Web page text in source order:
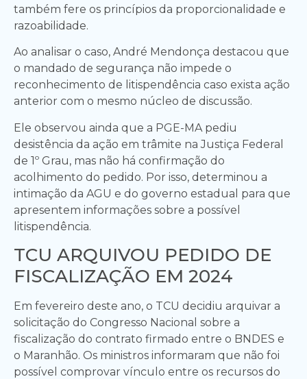
também fere os princípios da proporcionalidade e
razoabilidade.
Ao analisar o caso, André Mendonça destacou que
o mandado de segurança não impede o
reconhecimento de litispendência caso exista ação
anterior com o mesmo núcleo de discussão.
Ele observou ainda que a PGE-MA pediu
desistência da ação em trâmite na Justiça Federal
de 1º Grau, mas não há confirmação do
acolhimento do pedido. Por isso, determinou a
intimação da AGU e do governo estadual para que
apresentem informações sobre a possível
litispendência.
TCU ARQUIVOU PEDIDO DE
FISCALIZAÇÃO EM 2024
Em fevereiro deste ano, o TCU decidiu arquivar a
solicitação do Congresso Nacional sobre a
fiscalização do contrato firmado entre o BNDES e
o Maranhão. Os ministros informaram que não foi
possível comprovar vínculo entre os recursos do